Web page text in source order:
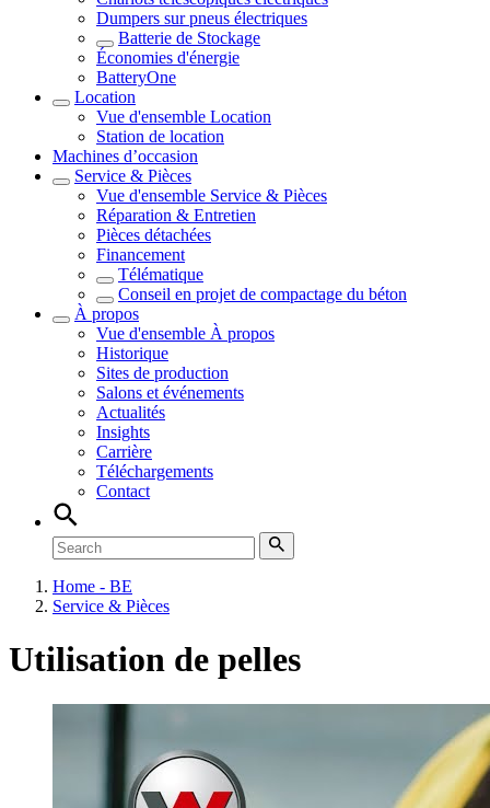
Dumpers sur pneus électriques
Batterie de Stockage
Économies d'énergie
BatteryOne
Location
Vue d'ensemble Location
Station de location
Machines d’occasion
Service & Pièces
Vue d'ensemble Service & Pièces
Réparation & Entretien
Pièces détachées
Financement
Télématique
Conseil en projet de compactage du béton
À propos
Vue d'ensemble À propos
Historique
Sites de production
Salons et événements
Actualités
Insights
Carrière
Téléchargements
Contact
Home - BE
Service & Pièces
Utilisation de pelles